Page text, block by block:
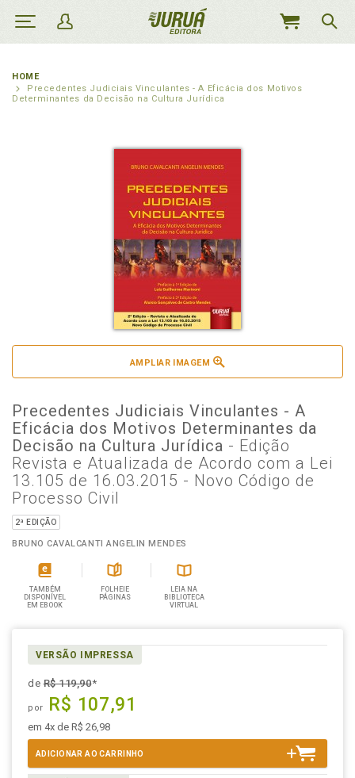
MEU
HOME
Precedentes Judiciais Vinculantes - A Eficácia dos Motivos
Determinantes da Decisão na Cultura Jurídica
AMPLIAR IMAGEM
Precedentes Judiciais Vinculantes - A
Eficácia dos Motivos Determinantes da
Decisão na Cultura Jurídica - Edição
Revista e Atualizada de Acordo com a Lei
13.105 de 16.03.2015 - Novo Código de
Processo Civil
2ª EDIÇÃO
BRUNO CAVALCANTI ANGELIN MENDES
TAMBÉM
DISPONÍVEL
EM EBOOK
FOLHEIE
PÁGINAS
LEIA NA
BIBLIOTECA
VIRTUAL
VERSÃO IMPRESSA
deR$ 119,90*
por R$ 107,91
em 4x de R$ 26,98
ADICIONAR AO CARRINHO